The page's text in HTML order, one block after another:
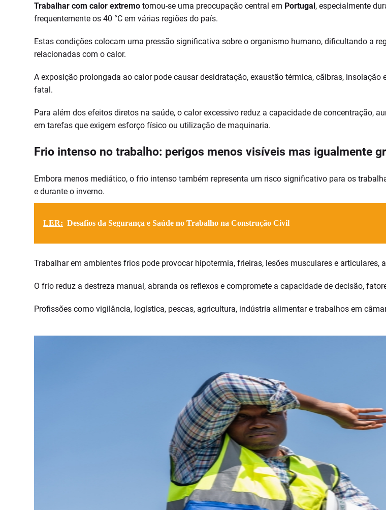
Trabalhar com calor extremotornou-se uma preocupação central em Portugal, especialmente
frequentemente os 40 °C em várias regiões do país.
Estas condições colocam uma pressão significativa sobre o organismo humano, dificultando a
relacionadas com o calor.
A exposição prolongada ao calor pode causar desidratação, exaustão térmica, cãibras,
fatal.
Para além dos efeitos diretos na saúde, o calor excessivo reduz a capacidade de concentração,
em tarefas que exigem esforço físico ou utilização de maquinaria.
Frio intenso no trabalho: perigos menos visíveis mas igualmente
Embora menos mediático, o frio intenso também representa um risco significativo para os
e durante o inverno.
LER: Desafios da Segurança e Saúde no Trabalho na Construção Civil
Trabalhar em ambientes frios pode provocar hipotermia, frieiras, lesões musculares e articulares,
O frio reduz a destreza manual, abranda os reflexos e compromete a capacidade de decisão,
Profissões como vigilância, logística, pescas, agricultura, indústria alimentar e trabalhos em